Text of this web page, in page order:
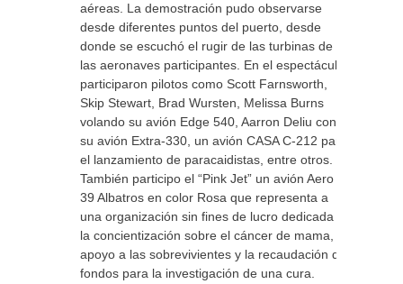
aéreas. La demostración pudo observarse
desde diferentes puntos del puerto, desde
donde se escuchó el rugir de las turbinas de
las aeronaves participantes. En el espectáculo
participaron pilotos como Scott Farnsworth,
Skip Stewart, Brad Wursten, Melissa Burns
volando su avión Edge 540, Aarron Deliu con
su avión Extra-330, un avión CASA C-212 para
el lanzamiento de paracaidistas, entre otros.
También participo el “Pink Jet” un avión Aero L-
39 Albatros en color Rosa que representa a
una organización sin fines de lucro dedicada a
la concientización sobre el cáncer de mama, el
apoyo a las sobrevivientes y la recaudación de
fondos para la investigación de una cura.